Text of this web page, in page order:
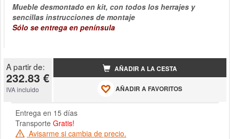
Mueble desmontado en kit, con todos los herrajes y
sencillas instrucciones de montaje
Sólo se entrega en península
A partir de:
232.83 €
IVA incluido
AÑADIR A LA CESTA
AÑADIR A FAVORITOS
Entrega en 15 días
Transporte Gratis!
Avisarme si cambia de precio.